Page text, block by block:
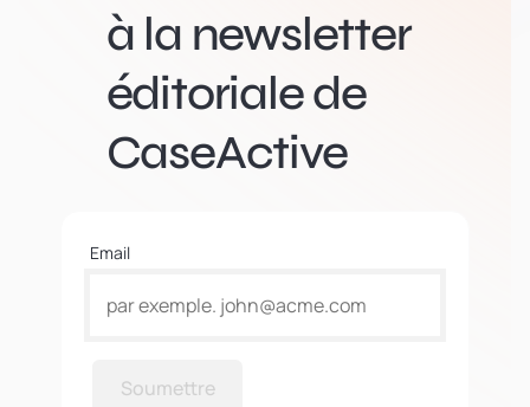
à la newsletter
éditoriale de
CaseActive
Email
Soumettre